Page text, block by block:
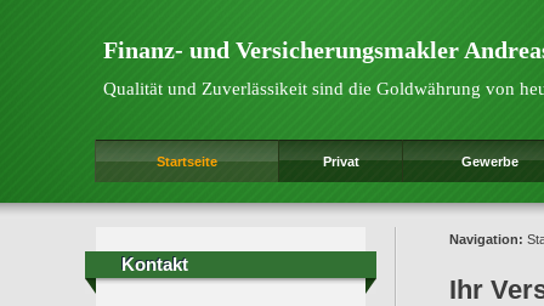
Finanz- und Versicherungsmakler
Qualität und Zuverlässikeit sind die Goldwährung von
Startseite Privat Gewerbe
Kontakt
Kontakt
Navigation:
Ihr